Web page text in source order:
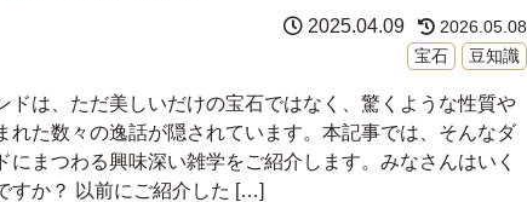
2025.04.09
2026.05.08
宝石
豆知識
ドは、ただ美しいだけの宝石ではなく、驚くような性質や
れた数々の逸話が隠されています。本記事では、そんなダ
にまつわる興味深い雑学をご紹介します。みなさんはいく
すか？ 以前にご紹介した […]